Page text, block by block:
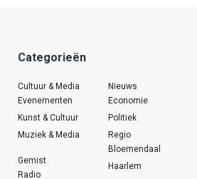
Categorieën
Cultuur & Media
Evenementen
Kunst & Cultuur
Muziek & Media
Gemist
Radio
Nieuws
Economie
Politiek
Regio
Bloemendaal
Haarlem